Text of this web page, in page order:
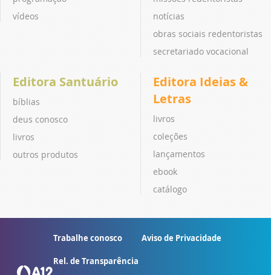
vídeos
notícias
obras sociais redentoristas
secretariado vocacional
Editora Santuário
bíblias
deus conosco
livros
outros produtos
Editora Ideias &
Letras
livros
coleções
lançamentos
ebook
catálogo
Trabalhe conosco Aviso de Privacidade
Rel. de Transparência